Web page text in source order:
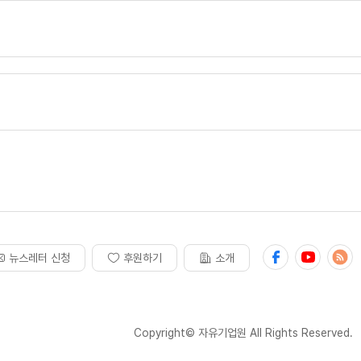
뉴스레터 신청 후원하기 소개
Copyright© 자유기업원 All Rights Reserved.